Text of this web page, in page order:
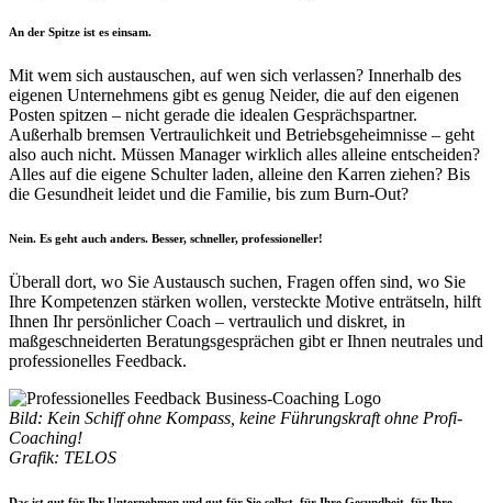
An der Spitze ist es einsam.
Mit wem sich austauschen, auf wen sich verlassen? Innerhalb des
eigenen Unternehmens gibt es genug Neider, die auf den eigenen
Posten spitzen – nicht gerade die idealen Gesprächspartner.
Außerhalb bremsen Vertraulichkeit und Betriebsgeheimnisse – geht
also auch nicht. Müssen Manager wirklich alles alleine entscheiden?
Alles auf die eigene Schulter laden, alleine den Karren ziehen? Bis
die Gesundheit leidet und die Familie, bis zum Burn-Out?
Nein. Es geht auch anders. Besser, schneller, professioneller!
Überall dort, wo Sie Austausch suchen, Fragen offen sind, wo Sie
Ihre Kompetenzen stärken wollen, versteckte Motive enträtseln, hilft
Ihnen Ihr persönlicher Coach – vertraulich und diskret, in
maßgeschneiderten Beratungsgesprächen gibt er Ihnen neutrales und
professionelles Feedback.
Bild: Kein Schiff ohne Kompass, keine Führungskraft ohne Profi-
Coaching!
Grafik: TELOS